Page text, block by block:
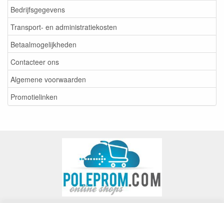
Bedrijfsgegevens
Transport- en administratiekosten
Betaalmogelijkheden
Contacteer ons
Algemene voorwaarden
Promotielinken